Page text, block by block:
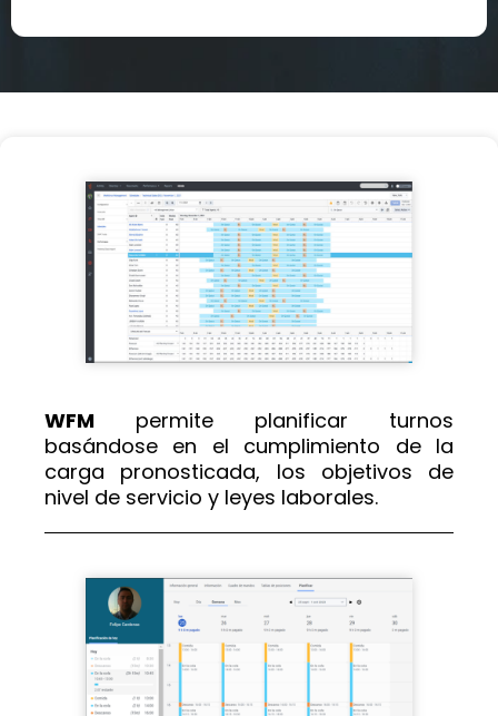
WFM permite planificar turnos
basándose en el cumplimiento de la
carga pronosticada, los objetivos de
nivel de servicio y leyes laborales.